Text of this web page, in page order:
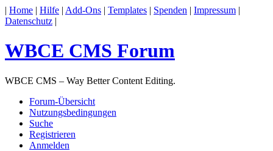
| Home | Hilfe | Add-Ons | Templates | Spenden | Impressum |
Datenschutz |
WBCE CMS Forum
WBCE CMS – Way Better Content Editing.
Forum-Übersicht
Nutzungsbedingungen
Suche
Registrieren
Anmelden